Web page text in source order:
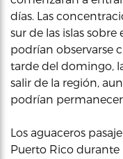
días. Las
sur de las islas
podrían observarse
tarde del domingo,
salir de la región,
podrían permanecer
Los aguaceros
Puerto Rico durante